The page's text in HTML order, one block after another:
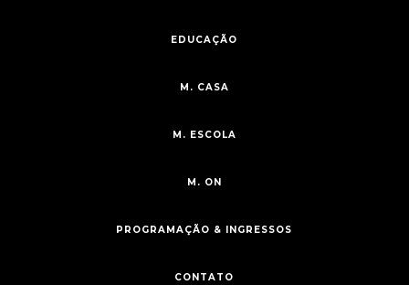
EDUCAÇÃO
M. CASA
M. ESCOLA
M. ON
PROGRAMAÇÃO & INGRESSOS
CONTATO